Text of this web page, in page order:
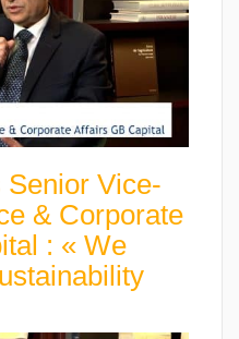
Senior Vice-
& Corporate
: « We